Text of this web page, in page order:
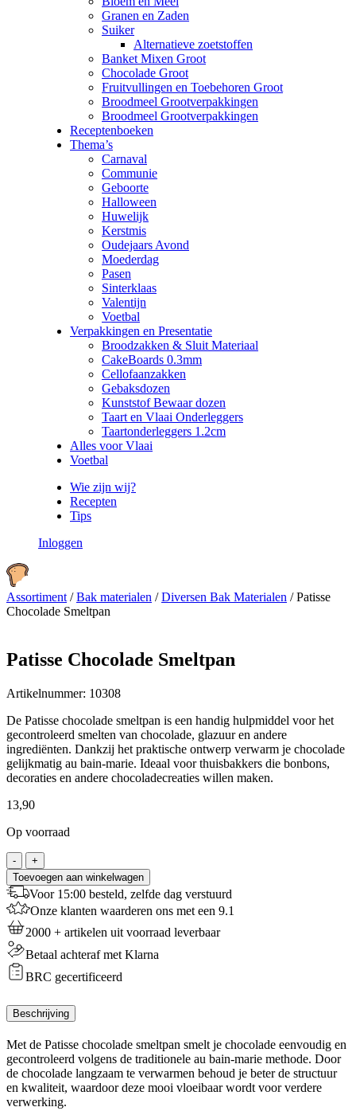
Granen en Zaden
Suiker
Alternatieve zoetstoffen
Banket Mixen Groot
Chocolade Groot
Fruitvullingen en Toebehoren Groot
Broodmeel Grootverpakkingen
Broodmeel Grootverpakkingen
Receptenboeken
Thema’s
Carnaval
Communie
Geboorte
Halloween
Huwelijk
Kerstmis
Oudejaars Avond
Moederdag
Pasen
Sinterklaas
Valentijn
Voetbal
Verpakkingen en Presentatie
Broodzakken & Sluit Materiaal
CakeBoards 0.3mm
Cellofaanzakken
Gebaksdozen
Kunststof Bewaar dozen
Taart en Vlaai Onderleggers
Taartonderleggers 1.2cm
Alles voor Vlaai
Voetbal
Wie zijn wij?
Recepten
Tips
Inloggen
Assortiment /Bak materialen /Diversen Bak Materialen /Patisse
Chocolade Smeltpan
Patisse Chocolade Smeltpan
Artikelnummer: 10308
De Patisse chocolade smeltpan is een handig hulpmiddel voor het
gecontroleerd smelten van chocolade, glazuur en andere
ingrediënten. Dankzij het praktische ontwerp verwarm je chocolade
gelijkmatig au bain-marie. Ideaal voor thuisbakkers die bonbons,
decoraties en andere chocoladecreaties willen maken.
13,90
Op voorraad
-
Patisse
Chocolade
Smeltpan
aantal
+
Toevoegen aan winkelwagen
Voor 15:00 besteld, zelfde dag verstuurd
Onze klanten waarderen ons met een 9.1
2000 + artikelen uit voorraad leverbaar
Betaal achteraf met Klarna
BRC gecertificeerd
Beschrijving
Met de Patisse chocolade smeltpan smelt je chocolade eenvoudig en
gecontroleerd volgens de traditionele au bain-marie methode. Door
de chocolade langzaam te verwarmen behoud je beter de structuur
en kwaliteit, waardoor deze mooi vloeibaar wordt voor verdere
verwerking.